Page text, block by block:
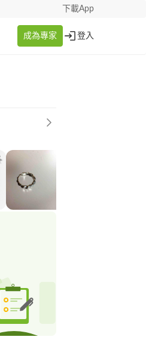
下載App
成為專家 登入